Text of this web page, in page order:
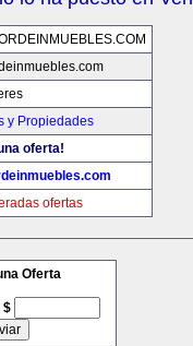
y Propiedades
oferta!
ofertas
Oferta
$